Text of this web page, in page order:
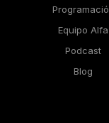
Equipo Alfa
Podcast
Blog